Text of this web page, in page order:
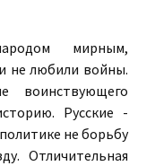
мирным,
не любили войны.
Русские -
не борьбу
Отличительная